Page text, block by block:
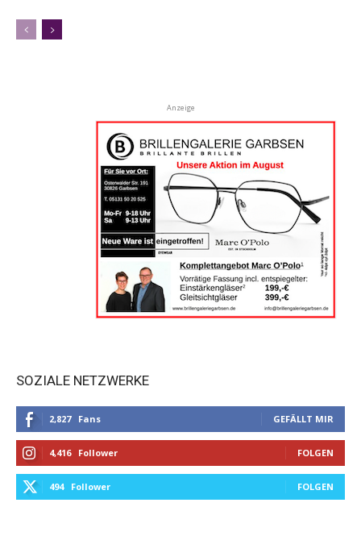
Anzeige
SOZIALE NETZWERKE
2,827 Fans GEFÄLLT MIR
4,416 Follower FOLGEN
494 Follower FOLGEN